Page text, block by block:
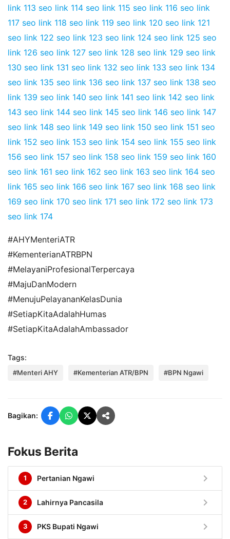
link 113 seo link 114 seo link 115 seo link 116 seo link
117 seo link 118 seo link 119 seo link 120 seo link 121
seo link 122 seo link 123 seo link 124 seo link 125 seo
link 126 seo link 127 seo link 128 seo link 129 seo link
130 seo link 131 seo link 132 seo link 133 seo link 134
seo link 135 seo link 136 seo link 137 seo link 138 seo
link 139 seo link 140 seo link 141 seo link 142 seo link
143 seo link 144 seo link 145 seo link 146 seo link 147
seo link 148 seo link 149 seo link 150 seo link 151 seo
link 152 seo link 153 seo link 154 seo link 155 seo link
156 seo link 157 seo link 158 seo link 159 seo link 160
seo link 161 seo link 162 seo link 163 seo link 164 seo
link 165 seo link 166 seo link 167 seo link 168 seo link
169 seo link 170 seo link 171 seo link 172 seo link 173
seo link 174
#AHYMenteriATR
#KementerianATRBPN
#MelayaniProfesionalTerpercaya
#MajuDanModern
#MenujuPelayananKelasDunia
#SetiapKitaAdalahHumas
#SetiapKitaAdalahAmbassador
Tags:
#Menteri AHY #Kementerian ATR/BPN #BPN Ngawi
Bagikan:
Fokus Berita
1 Pertanian Ngawi chevron_right
2 Lahirnya Pancasila chevron_right
3 PKS Bupati Ngawi chevron_right